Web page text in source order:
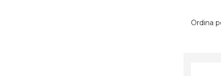
Ordina